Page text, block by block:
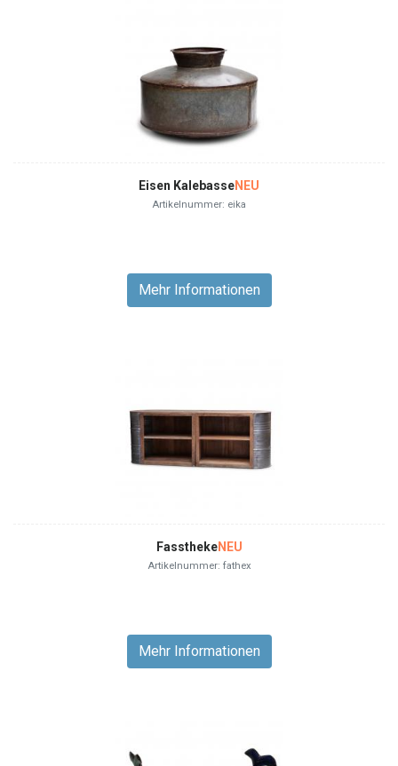
Eisen KalebasseNEU
Artikelnummer: eika
Mehr Informationen
FassthekeNEU
Artikelnummer: fathex
Mehr Informationen